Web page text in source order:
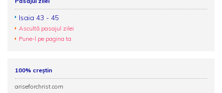
Isaia 43 - 45
Ascultă pasajul zilei
Pune-l pe pagina ta
100% creștin
ariseforchrist.com